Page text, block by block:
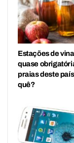
Estações de
quase
praias deste
quê?